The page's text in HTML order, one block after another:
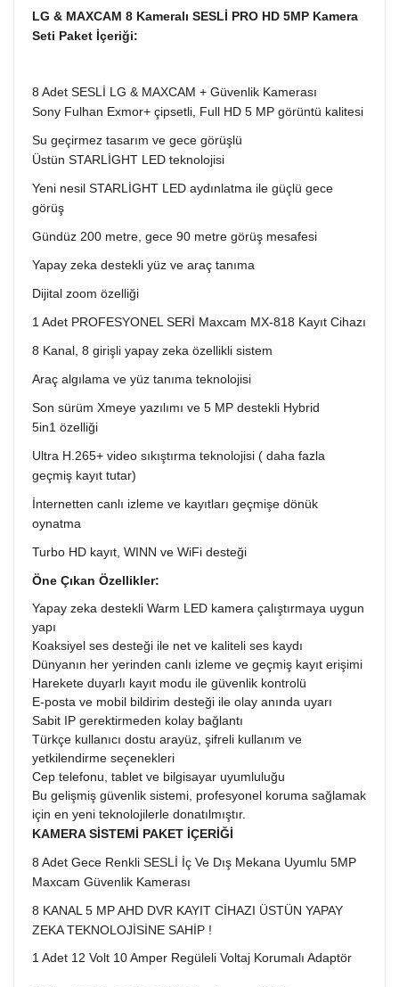
LG & MAXCAM 8 Kameralı SESLİ PRO HD 5MP Kamera
Seti Paket İçeriği:
8 Adet SESLİ LG & MAXCAM + Güvenlik Kamerası
Sony Fulhan Exmor+ çipsetli, Full HD 5 MP görüntü kalitesi
Su geçirmez tasarım ve gece görüşlü
Üstün STARLİGHT LED teknolojisi
Yeni nesil STARLİGHT LED aydınlatma ile güçlü gece
görüş
Gündüz 200 metre, gece 90 metre görüş mesafesi
Yapay zeka destekli yüz ve araç tanıma
Dijital zoom özelliği
1 Adet PROFESYONEL SERİ Maxcam MX-818 Kayıt Cihazı
8 Kanal, 8 girişli yapay zeka özellikli sistem
Araç algılama ve yüz tanıma teknolojisi
Son sürüm Xmeye yazılımı ve 5 MP destekli Hybrid
5in1 özelliği
Ultra H.265+ video sıkıştırma teknolojisi ( daha fazla
geçmiş kayıt tutar)
İnternetten canlı izleme ve kayıtları geçmişe dönük
oynatma
Turbo HD kayıt, WINN ve WiFi desteği
Öne Çıkan Özellikler:
Yapay zeka destekli Warm LED kamera çalıştırmaya uygun
yapı
Koaksiyel ses desteği ile net ve kaliteli ses kaydı
Dünyanın her yerinden canlı izleme ve geçmiş kayıt erişimi
Harekete duyarlı kayıt modu ile güvenlik kontrolü
E-posta ve mobil bildirim desteği ile olay anında uyarı
Sabit IP gerektirmeden kolay bağlantı
Türkçe kullanıcı dostu arayüz, şifreli kullanım ve
yetkilendirme seçenekleri
Cep telefonu, tablet ve bilgisayar uyumluluğu
Bu gelişmiş güvenlik sistemi, profesyonel koruma sağlamak
için en yeni teknolojilerle donatılmıştır.
KAMERA SİSTEMİ PAKET İÇERİĞİ
8 Adet Gece Renkli SESLİ İç Ve Dış Mekana Uyumlu 5MP
Maxcam Güvenlik Kamerası
8 KANAL 5 MP AHD DVR KAYIT CİHAZI ÜSTÜN YAPAY
ZEKA TEKNOLOJİSİNE SAHİP !
1 Adet 12 Volt 10 Amper Regüleli Voltaj Korumalı Adaptör